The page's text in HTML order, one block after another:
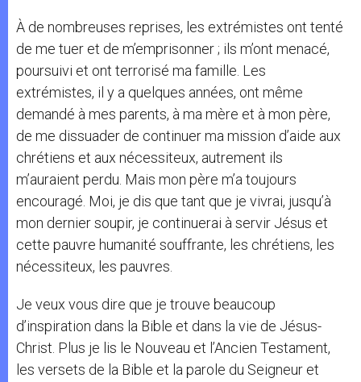
À de nombreuses reprises, les extrémistes ont tenté
de me tuer et de m’emprisonner ; ils m’ont menacé,
poursuivi et ont terrorisé ma famille. Les
extrémistes, il y a quelques années, ont même
demandé à mes parents, à ma mère et à mon père,
de me dissuader de continuer ma mission d’aide aux
chrétiens et aux nécessiteux, autrement ils
m’auraient perdu. Mais mon père m’a toujours
encouragé. Moi, je dis que tant que je vivrai, jusqu’à
mon dernier soupir, je continuerai à servir Jésus et
cette pauvre humanité souffrante, les chrétiens, les
nécessiteux, les pauvres.
Je veux vous dire que je trouve beaucoup
d’inspiration dans la Bible et dans la vie de Jésus-
Christ. Plus je lis le Nouveau et l’Ancien Testament,
les versets de la Bible et la parole du Seigneur et